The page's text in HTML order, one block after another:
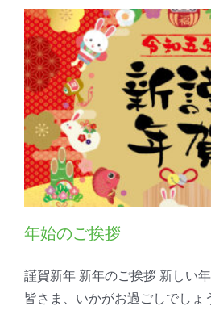
年始のご挨拶
謹賀新年 新年のご挨拶 新しい
皆さま、いかがお過ごしでしょ